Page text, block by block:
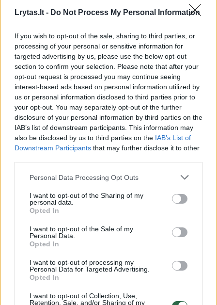
Lrytas.lt - Do Not Process My Personal Information
If you wish to opt-out of the sale, sharing to third parties, or
processing of your personal or sensitive information for
targeted advertising by us, please use the below opt-out
section to confirm your selection. Please note that after your
opt-out request is processed you may continue seeing
interest-based ads based on personal information utilized by
us or personal information disclosed to third parties prior to
your opt-out. You may separately opt-out of the further
disclosure of your personal information by third parties on the
IAB’s list of downstream participants. This information may
also be disclosed by us to third parties on the IAB’s List of
Downstream Participants that may further disclose it to other
Personal Data Processing Opt Outs
I want to opt-out of the Sharing of my
personal data.
Opted In
I want to opt-out of the Sale of my
Personal Data.
Opted In
I want to opt-out of processing my
Personal Data for Targeted Advertising.
Opted In
I want to opt-out of Collection, Use,
Retention, Sale, and/or Sharing of my
Žinios | Lietuvos diena
00:00:28
Nelaimingas atsitikimas Šventojoje: apvirtus vandens
motociklui gelbėtojams teko vaduoti du poilsiautojus
Žinios | Lietuvos diena
00:02:47
Šiemet nuskendo trečdaliu daugiau žmonių, nei pernai
per tą patį laikotarpį
Žinios | Lietuvos diena
kvapą gniaužianti gelbėjimo operacija
Žinios | Pasaulis
00:01:09
Nukrito gelbėtojų sraigtasparnis su septyniais
žmonėmis
Žinios | Pasaulis
Nesibaigiantys potvyniai įkalina žmones vidury laukų –